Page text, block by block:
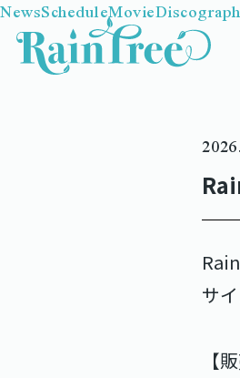
NewsScheduleMovie
サ
【